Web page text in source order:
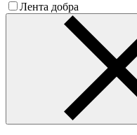
Лента добра